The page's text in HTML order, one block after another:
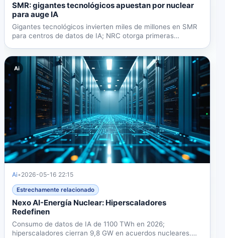
SMR: gigantes tecnológicos apuestan por nuclear
para auge IA
Gigantes tecnológicos invierten miles de millones en SMR
para centros de datos de IA; NRC otorga primeras
Ai
Ai• 2026-05-16 22:15
Estrechamente relacionado
Nexo AI-Energía Nuclear: Hiperscaladores
Redefinen
Consumo de datos de IA de 1100 TWh en 2026;
hiperscaladores cierran 9,8 GW en acuerdos nucleares.